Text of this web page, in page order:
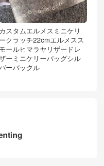
カスタムエルメスミニケリ
ークラッチ22cmエルメスス
モールヒマラヤリザードレ
ーミニケリーバッグシル
ーバックル